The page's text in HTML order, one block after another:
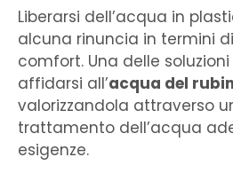
Liberarsi dell’acqua in
alcuna rinuncia in termini
comfort. Una delle
affidarsi all’acqua del
valorizzandola attraverso
trattamento dell’acqua
esigenze.